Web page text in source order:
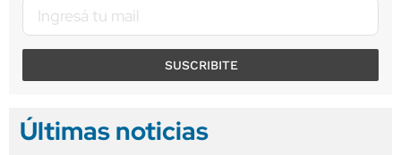
SUSCRIBITE
Últimas noticias